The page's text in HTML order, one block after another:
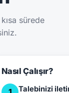
sürede
Nasıl Çalışır?
Talebinizi